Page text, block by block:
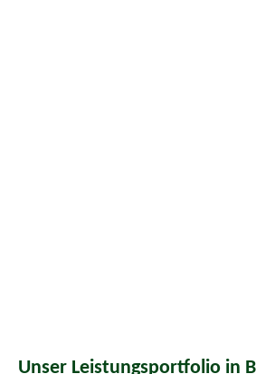
Unser Leistungsportfolio in